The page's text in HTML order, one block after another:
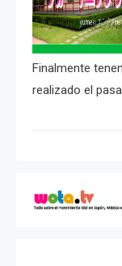
Finalmente
realizado el